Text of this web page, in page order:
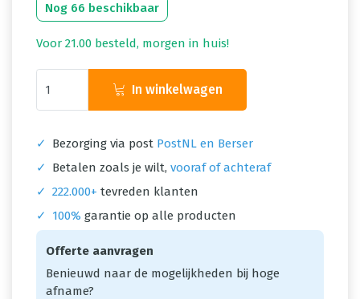
Nog 66 beschikbaar
Voor 21.00 besteld, morgen in huis!
In winkelwagen
✓ Bezorging via post PostNL en Berser
✓
Betalen zoals je wilt, vooraf of achteraf
✓ 222.000+ tevreden klanten
✓
100% garantie op alle producten
Offerte aanvragen
Benieuwd naar de mogelijkheden bij hoge
afname?